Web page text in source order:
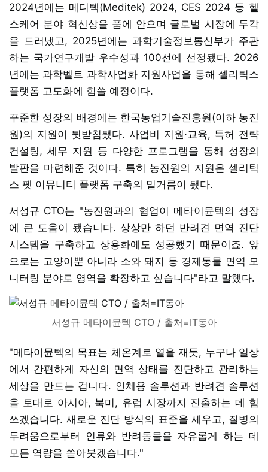
2024년에는 메디텍(Meditek) 2024, CES 2024 등 헬
스케어 분야 혁신상을 품에 안으며 글로벌 시장에 두각
을 드러냈고, 2025년에는 과학기술정보통신부가 주관
하는 국가연구개발 우수성과 100선에 선정됐다. 2026
년에는 과학벨트 과학사업화 지원사업을 통해 셀리틱스
플랫폼 고도화에 힘쓸 예정이다.
꾸준한 성장의 배경에는 한국농업기술진흥원(이하 농진
원)의 지원이 뒷받침됐다. 사업비 지원·교육, 특허 전략
컨설팅, 세무 지원 등 다양한 프로그램을 통해 성장의
발판을 마련해준 것이다. 특히 농진원의 지원은 셀리틱
스 펫 이뮤니티 플랫폼 구축의 밑거름이 됐다.
서성규 CTO는 "농진원과의 협업이 메타이뮨텍의 성장
에 큰 도움이 됐습니다. 상상만 하던 반려견 면역 진단
시스템을 구축하고 상용화에도 성공했기 때문이죠. 앞
으로는 고양이뿐 아니라 소와 돼지 등 경제동물 면역 모
니터링 분야로 영역을 확장하고 싶습니다"라고 말했다.
서성규 메타이뮨텍 CTO / 출처=IT동아
"메타이뮨텍의 목표는 체온계로 열을 재듯, 누구나 일상
에서 간편하게 자신의 면역 상태를 진단하고 관리하는
세상을 만드는 겁니다. 인체용 솔루션과 반려견 솔루션
을 토대로 아시아, 북미, 유럽 시장까지 진출하는 데 힘
쓰겠습니다. 새로운 진단 방식의 표준을 세우고, 질병의
두려움으로부터 인류와 반려동물을 자유롭게 하는 데
모든 역량을 쏟아붓겠습니다."